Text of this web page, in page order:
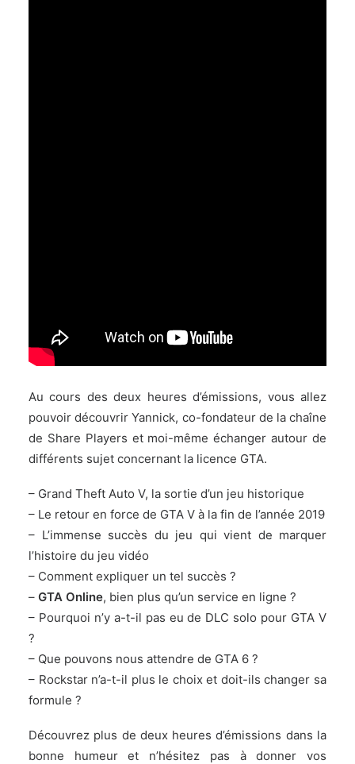
Au cours des deux heures d’émissions, vous allez
pouvoir découvrir Yannick, co-fondateur de la chaîne
de Share Players et moi-même échanger autour de
différents sujet concernant la licence GTA.
– Grand Theft Auto V, la sortie d’un jeu historique
– Le retour en force de GTA V à la fin de l’année 2019
– L’immense succès du jeu qui vient de marquer
l’histoire du jeu vidéo
– Comment expliquer un tel succès ?
– GTA Online, bien plus qu’un service en ligne ?
– Pourquoi n’y a-t-il pas eu de DLC solo pour GTA V
?
– Que pouvons nous attendre de GTA 6 ?
– Rockstar n’a-t-il plus le choix et doit-ils changer sa
formule ?
Découvrez plus de deux heures d’émissions dans la
bonne humeur et n’hésitez pas à donner vos